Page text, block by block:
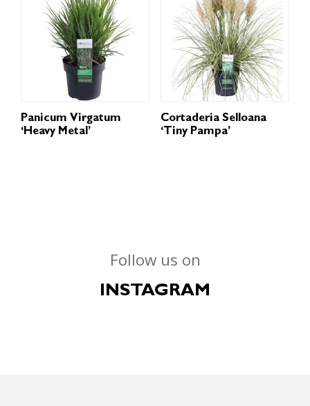
Panicum Virgatum
‘Heavy Metal’
Cortaderia Selloana
‘Tiny Pampa’
Follow us on
INSTAGRAM